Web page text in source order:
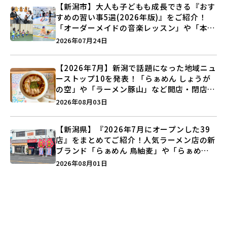
【新潟市】大人も子どもも成長できる『おす
すめの習い事5選(2026年版)』をご紹介！
「オーダーメイドの音楽レッスン」や「本格
キックボクシング」で新しい自分を見つけよ
2026年07月24日
【2026年7月】新潟で話題になった地域ニュ
ーストップ10を発表！「らぁめん しょうが
の空」や「ラーメン豚山」など開店・閉店の
注目記事をランキングでご紹介♪
2026年08月03日
【新潟県】『2026年7月にオープンした39
店』をまとめてご紹介！人気ラーメン店の新
ブランド「らぁめん 鳥紬麦」や「らぁめん
しょうがの空」など盛りだくさん♪
2026年08月01日